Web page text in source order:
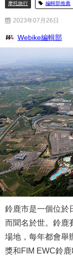
摩托旅行 編輯部推薦
2023年07月26日
Webike編輯部
鈴鹿市是一個位於
而聞名於世。鈴鹿
場地，每年都會舉
獎和FIM EWC鈴